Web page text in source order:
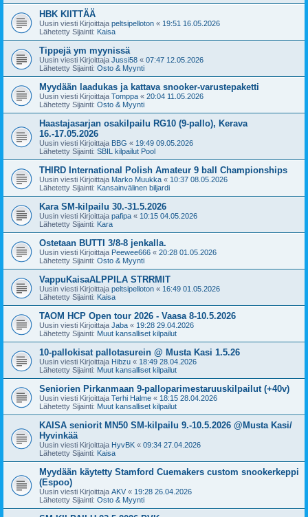
HBK KIITTÄÄ
Uusin viesti Kirjoittaja peltsipelloton « 19:51 16.05.2026
Lähetetty Sijainti: Kaisa
Tippejä ym myynissä
Uusin viesti Kirjoittaja Jussi58 « 07:47 12.05.2026
Lähetetty Sijainti: Osto & Myynti
Myydään laadukas ja kattava snooker-varustepaketti
Uusin viesti Kirjoittaja Tomppa « 20:04 11.05.2026
Lähetetty Sijainti: Osto & Myynti
Haastajasarjan osakilpailu RG10 (9-pallo), Kerava
16.-17.05.2026
Uusin viesti Kirjoittaja BBG « 19:49 09.05.2026
Lähetetty Sijainti: SBIL kilpailut Pool
THIRD International Polish Amateur 9 ball Championships
Uusin viesti Kirjoittaja Marko Muukka « 10:37 08.05.2026
Lähetetty Sijainti: Kansainvälinen biljardi
Kara SM-kilpailu 30.-31.5.2026
Uusin viesti Kirjoittaja pafipa « 10:15 04.05.2026
Lähetetty Sijainti: Kara
Ostetaan BUTTI 3/8-8 jenkalla.
Uusin viesti Kirjoittaja Peewee666 « 20:28 01.05.2026
Lähetetty Sijainti: Osto & Myynti
VappuKaisaALPPILA STRRMIT
Uusin viesti Kirjoittaja peltsipelloton « 16:49 01.05.2026
Lähetetty Sijainti: Kaisa
TAOM HCP Open tour 2026 - Vaasa 8-10.5.2026
Uusin viesti Kirjoittaja Jaba « 19:28 29.04.2026
Lähetetty Sijainti: Muut kansalliset kilpailut
10-pallokisat pallotasurein @ Musta Kasi 1.5.26
Uusin viesti Kirjoittaja Hibzu « 18:49 28.04.2026
Lähetetty Sijainti: Muut kansalliset kilpailut
Seniorien Pirkanmaan 9-palloparimestaruuskilpailut (+40v)
Uusin viesti Kirjoittaja Terhi Halme « 18:15 28.04.2026
Lähetetty Sijainti: Muut kansalliset kilpailut
KAISA seniorit MN50 SM-kilpailu 9.-10.5.2026 @Musta Kasi/
Hyvinkää
Uusin viesti Kirjoittaja HyvBK « 09:34 27.04.2026
Lähetetty Sijainti: Kaisa
Myydään käytetty Stamford Cuemakers custom snookerkeppi
(Espoo)
Uusin viesti Kirjoittaja AKV « 19:28 26.04.2026
Lähetetty Sijainti: Osto & Myynti